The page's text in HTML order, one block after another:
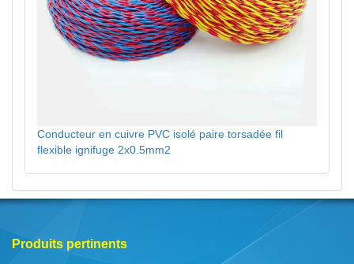
Conducteur en cuivre PVC isolé paire torsadée fil
flexible ignifuge 2x0.5mm2
Produits pertinents